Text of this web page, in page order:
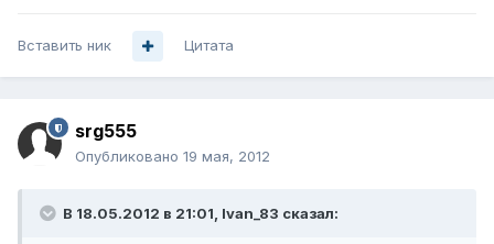
Вставить ник Цитата
srg555
Опубликовано 19 мая, 2012
В 18.05.2012 в 21:01, Ivan_83 сказал: